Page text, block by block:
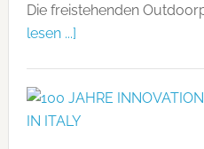
Die freistehenden
lesen ...]